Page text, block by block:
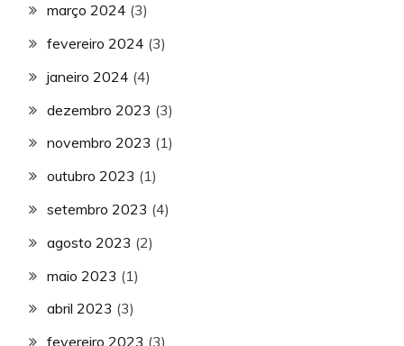
março 2024 (3)
fevereiro 2024 (3)
janeiro 2024 (4)
dezembro 2023 (3)
novembro 2023 (1)
outubro 2023 (1)
setembro 2023 (4)
agosto 2023 (2)
maio 2023 (1)
abril 2023 (3)
fevereiro 2023 (3)